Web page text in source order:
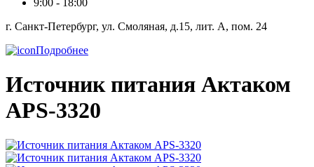
9:00 - 18:00
г. Санкт-Петербург, ул. Смоляная, д.15, лит. А, пом. 24
Подробнее
Источник питания Актаком
APS-3320